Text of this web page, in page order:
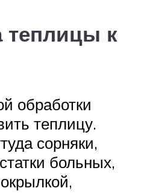
теплицы к
обработки
теплицу.
сорняки,
больных,